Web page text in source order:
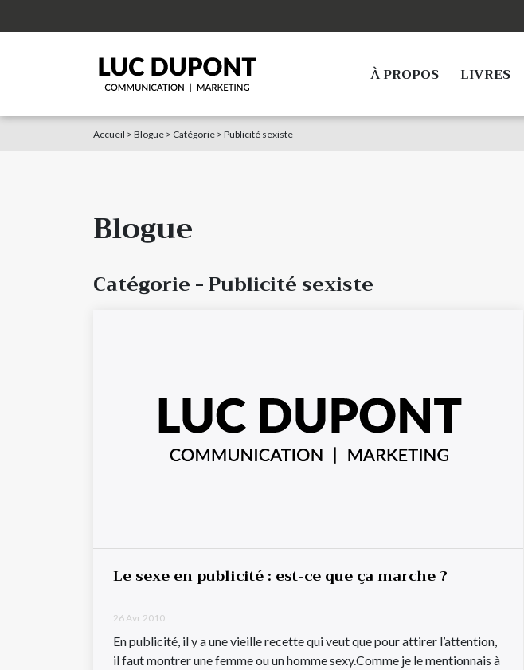
À PROPOS LIVRES
Accueil > Blogue > Catégorie > Publicité sexiste
Blogue
Catégorie - Publicité sexiste
Le sexe en publicité : est-ce que ça marche ?
26 Avr 2010
En publicité, il y a une vieille recette qui veut que pour attirer l’attention,
il faut montrer une femme ou un homme sexy.Comme je le mentionnais à